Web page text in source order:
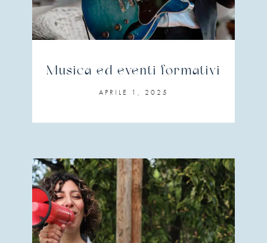
Musica ed eventi formativi
APRILE 1, 2025